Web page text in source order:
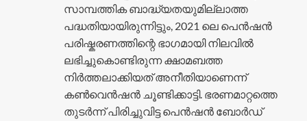
സാമ്പത്തിക ബാദ്ധ്യതയുമില്ലാത്ത
പദ്ധതിയായിരുന്നിട്ടും, 2021 ലെ പെൻഷൻ
പരിഷ്കരണത്തിന്റെ ഭാഗമായി നിലവിൽ
ലഭിച്ചുകൊണ്ടിരുന്ന ക്ഷാമബത്ത
നിർത്തലാക്കിയത് അനീതിയാണെന്ന്
കൺവെൻഷൻ ചൂണ്ടിക്കാട്ടി. ഭരണമാറ്റത്തെ
തുടർന്ന് പിരിച്ചുവിട്ട പെൻഷൻ ബോർഡ്